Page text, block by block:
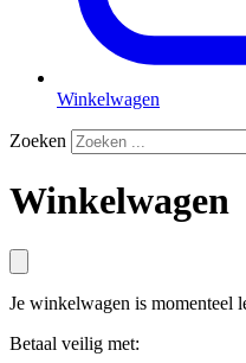
Winkelwagen
Zoeken
Winkelwagen
Je winkelwagen is momenteel
Betaal veilig met: